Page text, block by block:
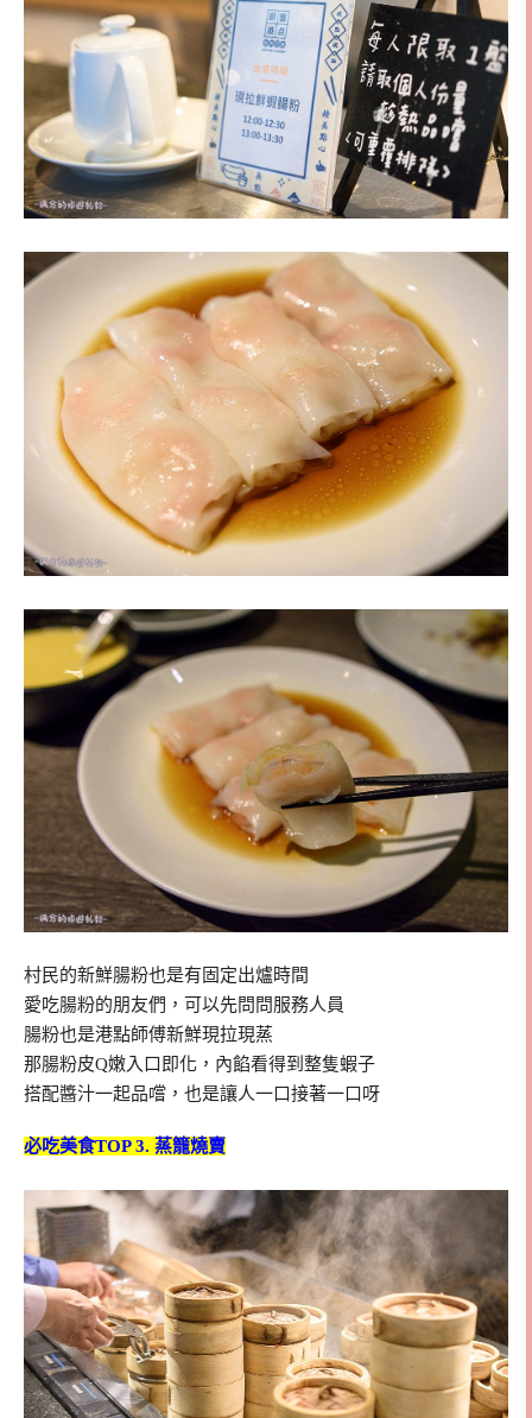
村民的新鮮腸粉也是有固定出爐時間
愛吃腸粉的朋友們，可以先問問服務人員
腸粉也是港點師傅新鮮現拉現蒸
那腸粉皮Q嫩入口即化，內餡看得到整隻蝦子
搭配醬汁一起品嚐，也是讓人一口接著一口呀
必吃美食TOP 3. 蒸籠燒賣